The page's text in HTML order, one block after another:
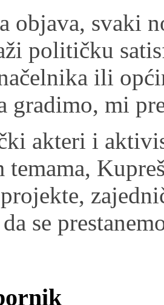
objava, svaki
političku
ili
gradimo, mi
akteri i
temama,
se